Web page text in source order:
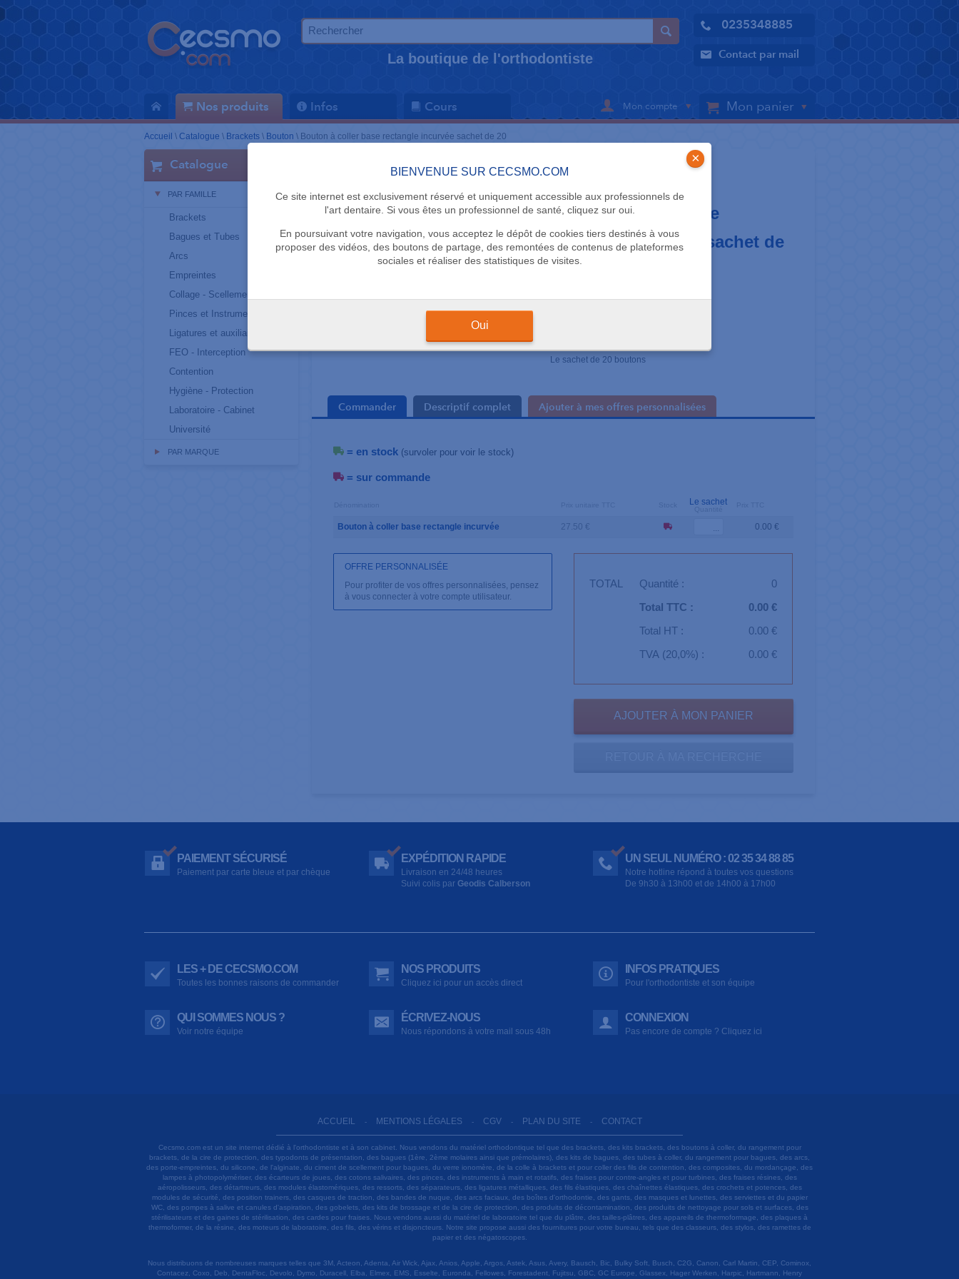
La boutique de l'orthodontiste
0235348885
Contact par mail
Nos produits Infos Cours Mon compte Mon panier
BIENVENUE SUR CECSMO.COM
Ce site internet est exclusivement réservé et uniquement accessible aux professionnels de
l'art dentaire. Si vous êtes un professionnel de santé, cliquez sur oui.
En poursuivant votre navigation, vous acceptez le dépôt de cookies tiers destinés à vous
proposer des vidéos, des boutons de partage, des remontées de contenus de plateformes
sociales et réaliser des statistiques de visites.
×
Oui
Accueil \ Catalogue \ Brackets \ Bouton \ Bouton à coller base rectangle incurvée sachet de 20
Catalogue
PAR FAMILLE
Brackets
Bagues et Tubes
Arcs
Empreintes
Collage - Scellement
Pinces et Instruments
Ligatures et auxiliaires
FEO - Interception
Contention
Hygiène - Protection
Laboratoire - Cabinet
Université
PAR MARQUE
BOUTON
Bouton à coller base
rectangle incurvée sachet de
20
US Orthodontic Products
Le sachet de 20 boutons
Commander Descriptif complet Ajouter à mes offres personnalisées
= en stock (survoler pour voir le stock)
= sur commande
Le sachet
Bouton à coller base rectangle incurvée 27.50 € 0.00 €
OFFRE PERSONNALISÉE
Pour profiter de vos offres personnalisées, pensez
à vous connecter à votre compte utilisateur.
TOTAL Quantité :
0
Total TTC :
0.00 €
Total HT :
0.00 €
TVA (20,0%) :
0.00 €
PAIEMENT SÉCURISÉ
Paiement par carte bleue et par chèque
EXPÉDITION RAPIDE
Livraison en 24/48 heures
Suivi colis par Geodis Calberson
UN SEUL NUMÉRO : 02 35 34 88 85
Notre hotline répond à toutes vos questions
De 9h30 à 13h00 et de 14h00 à 17h00
LES + DE CECSMO.COM
Toutes les bonnes raisons de commander
NOS PRODUITS
Cliquez ici pour un accès direct
INFOS PRATIQUES
Pour l'orthodontiste et son équipe
QUI SOMMES NOUS ?
Voir notre équipe
ÉCRIVEZ-NOUS
Nous répondons à votre mail sous 48h
CONNEXION
Pas encore de compte ? Cliquez ici
ACCUEIL - MENTIONS LÉGALES - CGV - PLAN DU SITE - CONTACT
Cecsmo.com est un site internet dédié à l'orthodontiste et à son cabinet. Nous vendons du matériel orthodontique tel que des brackets, des kits brackets, des boutons à coller, du rangement pour
brackets, de la cire de protection, des typodonts de présentation, des bagues (1ère, 2ème molaires ainsi que prémolaires), des kits de bagues, des tubes à coller, du rangement pour bagues, des arcs,
des porte-empreintes, du silicone, de l'alginate, du ciment de scellement pour bagues, du verre ionomère, de la colle à brackets et pour coller des fils de contention, des composites, du mordançage, des
lampes à photopolymériser, des écarteurs de joues, des cotons salivaires, des pinces, des instruments à main et rotatifs, des fraises pour contre-angles et pour turbines, des fraises résines, des
aéropolisseurs, des détartreurs, des modules élastomériques, des ressorts, des séparateurs, des ligatures métalliques, des fils élastiques, des chaînettes élastiques, des crochets et potences, des
modules de sécurité, des position trainers, des casques de traction, des bandes de nuque, des arcs faciaux, des boîtes d'orthodontie, des gants, des masques et lunettes, des serviettes et du papier
WC, des pompes à salive et canules d'aspiration, des gobelets, des kits de brossage et de la cire de protection, des produits de décontamination, des produits de nettoyage pour sols et surfaces, des
stérilisateurs et des gaines de stérilisation, des cardes pour fraises. Nous vendons aussi du matériel de laboratoire tel que du plâtre, des tailles-plâtres, des appareils de thermoformage, des plaques à
thermoformer, de la résine, des moteurs de laboratoire, des fils, des vérins et disjoncteurs. Notre site propose aussi des fournitures pour votre bureau, tels que des classeurs, des stylos, des ramettes de
papier et des négatoscopes.
Nous distribuons de nombreuses marques telles que 3M, Acteon, Adenta, Air Wick, Ajax, Anios, Apple, Argos, Astek, Asus, Avery, Bausch, Bic, Bulky Soft, Busch, C2G, Canon, Carl Martin, CEP, Cominox,
Contacez, Coxo, Deb, DentaFloc, Devolo, Dymo, Duracell, Elba, Elmex, EMS, Esselte, Euronda, Fellowes, Forestadent, Fujitsu, GBC, GC Europe, Glassex, Hager Werken, Harpic, Hartmann, Henry